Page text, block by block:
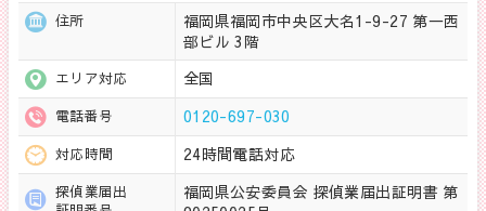
住所
福岡県福岡市中央区大名1-9-27 第一西
部ビル 3階
エリア対応 全国
電話番号 0120-697-030
対応時間 24時間電話対応
探偵業届出
福岡県公安委員会 探偵業届出証明書 第